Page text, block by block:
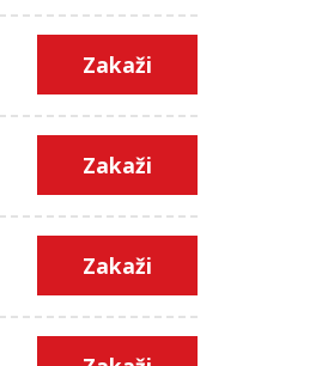
Zakaži
Zakaži
Zakaži